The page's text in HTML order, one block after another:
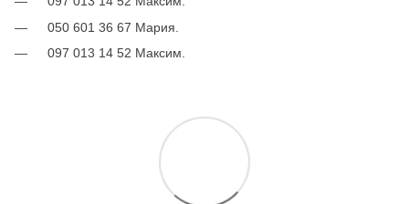
050 601 36 67 Мария.
097 013 14 52 Максим.